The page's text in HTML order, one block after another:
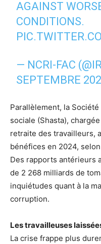
AGAINST
CONDITIONS.
— NCRI-FAC
SEPTEMBRE
Parallèlement, la
sociale (Shasta),
retraite des travailleurs,
bénéfices en 2024,
Des rapports antérieurs
de 2 268 milliards de
inquiétudes quant à la
corruption.
Les travailleuses
La crise frappe plus